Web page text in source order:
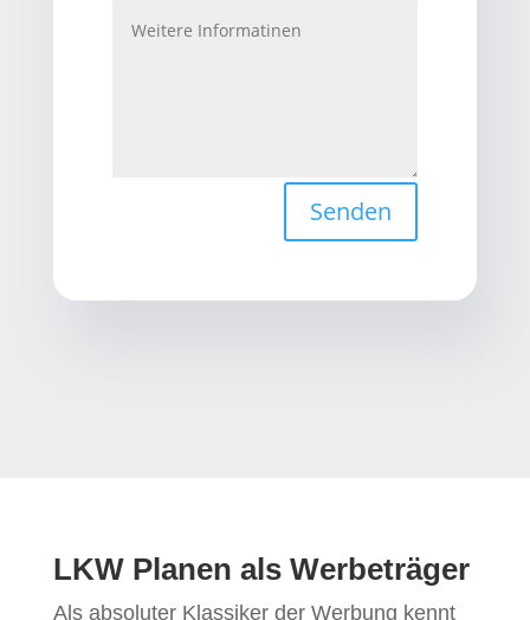
Senden
LKW Planen als Werbeträger
Als absoluter Klassiker der Werbung kennt